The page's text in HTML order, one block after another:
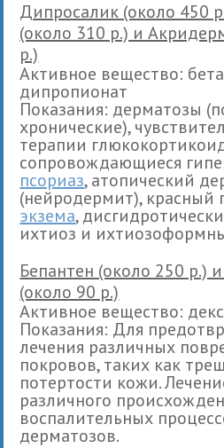
Дипросалик (около 450
(около 310 р.) и
р.)
Активное вещество:
дипропионат
Показания: дерматозы
хронические),
терапии
сопровождающиеся
псориаз, атопический
(нейродермит), красный
экзема,
ихтиоз и
Бепантен (около 250 р.)
(около 90 р.)
Активное вещество:
Показания: Для
лечения различных
покровов, таких как
потертости кожи.
различного
воспалительных
дерматозов.